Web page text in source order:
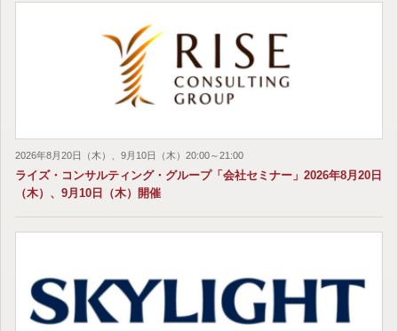
2026年8月20日（木）、9月10日（木）20:00～21:00
ライズ・コンサルティング・グループ「会社セミナー」2026年8月20日
（木）、9月10日（木）開催